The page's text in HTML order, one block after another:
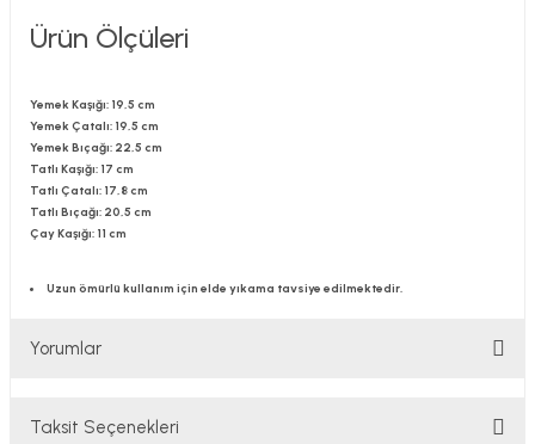
Ürün Ölçüleri
Yemek Kaşığı: 19,5 cm
Yemek Çatalı: 19,5 cm
Yemek Bıçağı: 22,5 cm
Tatlı Kaşığı: 17 cm
Tatlı Çatalı: 17,8 cm
Tatlı Bıçağı: 20,5 cm
Çay Kaşığı: 11 cm
Uzun ömürlü kullanım için elde yıkama tavsiye edilmektedir.
Yorumlar
Taksit Seçenekleri